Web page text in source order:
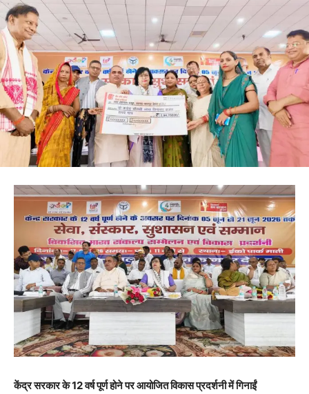
केंद्र सरकार के 12 वर्ष पूर्ण होने पर आयोजित विकास प्रदर्शनी में गिनाईं